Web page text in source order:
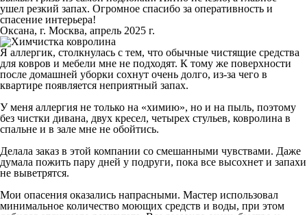
ушел резкий запах. Огромное спасибо за оперативность и
спасение интерьера!
Оксана, г. Москва, апрель 2025 г.
Я аллергик, столкнулась с тем, что обычные чистящие средства
для ковров и мебели мне не подходят. К тому же поверхности
после домашней уборки сохнут очень долго, из-за чего в
квартире появляется неприятный запах.
У меня аллергия не только на «химию», но и на пыль, поэтому
без чистки дивана, двух кресел, четырех стульев, ковролина в
спальне и в зале мне не обойтись.
Делала заказ в этой компании со смешанными чувствами. Даже
думала пожить пару дней у подруги, пока все высохнет и запахи
не выветрятся.
Мои опасения оказались напрасными. Мастер использовал
минимальное количество моющих средств и воды, при этом